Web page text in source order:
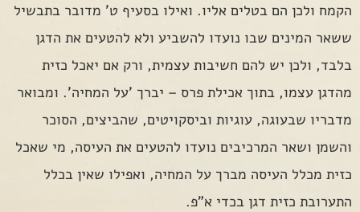
הקמח ולכן הם בטלים אליו. ואילו בסעיף ט' מדובר בתבשיל
ששאר המינים שבו נועדו להשביע ולא להטעים את הדגן
בלבד, ולכן יש להם חשיבות עצמית, ורק אם יאכל כזית
מהדגן עצמו, בתוך אכילת פרס – יברך 'על המחיה'. ומבואר
מדבריו שבעוגה, עוגיות וביסקויטים, שהביצים, הסוכר
והשמן ושאר המרכיבים נועדו להטעים את העיסה, מי שאכל
כזית מכלל העיסה מברך על המחיה, ואפילו שאין בכלל
התערובת כזית דגן בכדי א"פ.